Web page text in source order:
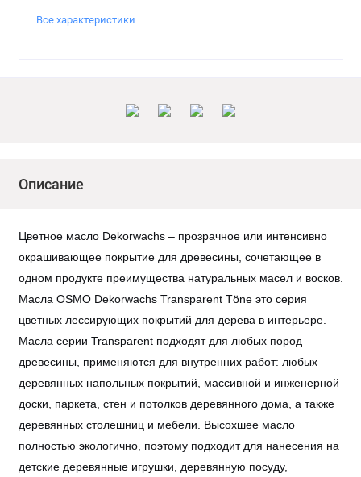
Все характеристики
Описание
Цветное масло Dekorwachs – прозрачное или интенсивно
окрашивающее покрытие для древесины, сочетающее в
одном продукте преимущества натуральных масел и восков.
Масла OSMO Dekorwachs Transparent Töne это серия
цветных лессирующих покрытий для дерева в интерьере.
Масла серии Transparent подходят для любых пород
древесины, применяются для внутренних работ: любых
деревянных напольных покрытий, массивной и инженерной
доски, паркета, стен и потолков деревянного дома, а также
деревянных столешниц и мебели. Высохшее масло
полностью экологично, поэтому подходит для нанесения на
детские деревянные игрушки, деревянную посуду,